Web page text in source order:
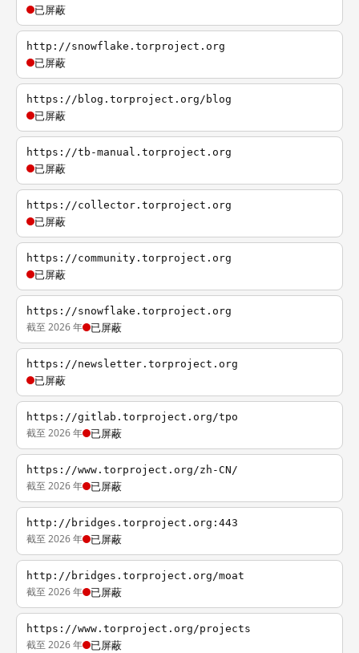
已屏蔽
http://snowflake.torproject.org
已屏蔽
https://blog.torproject.org/blog
已屏蔽
https://tb-manual.torproject.org
已屏蔽
https://collector.torproject.org
已屏蔽
https://community.torproject.org
已屏蔽
https://snowflake.torproject.org
截至 2026 年 已屏蔽
https://newsletter.torproject.org
已屏蔽
https://gitlab.torproject.org/tpo
截至 2026 年 已屏蔽
https://www.torproject.org/zh-CN/
截至 2026 年 已屏蔽
http://bridges.torproject.org:443
截至 2026 年 已屏蔽
http://bridges.torproject.org/moat
截至 2026 年 已屏蔽
https://www.torproject.org/projects
截至 2026 年 已屏蔽